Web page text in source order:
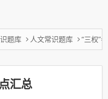
题库 人文常识题库 “三权”
汇总